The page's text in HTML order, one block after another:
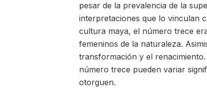
pesar de la prevalencia de la
interpretaciones que lo vinculan
cultura maya, el número trece
femeninos de la naturaleza.
transformación y el
número trece pueden variar
otorguen.